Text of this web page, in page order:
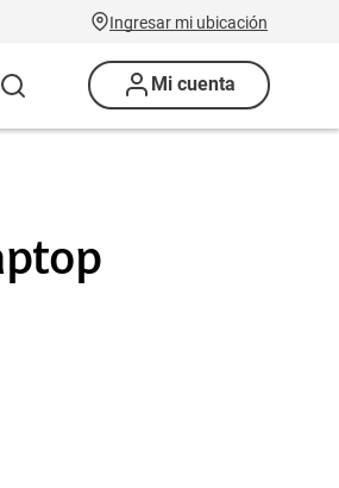
Ingresar mi ubicación
Mi cuenta